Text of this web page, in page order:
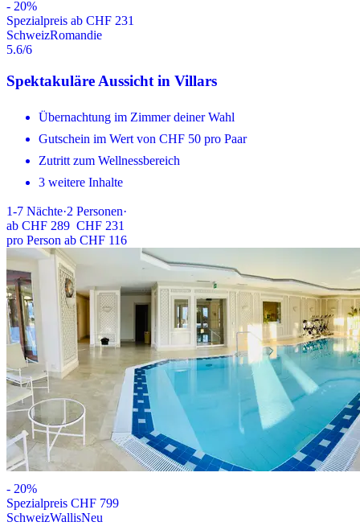
- 20%
Spezialpreis ab CHF 231
SchweizRomandie
5.6/6
Spektakuläre Aussicht in Villars
Übernachtung im Zimmer deiner Wahl
Gutschein im Wert von CHF 50 pro Paar
Zutritt zum Wellnessbereich
3 weitere Inhalte
1-7 Nächte·2 Personen·
ab CHF 289 CHF 231
pro Person ab CHF 116
- 20%
Spezialpreis CHF 799
SchweizWallisNeu